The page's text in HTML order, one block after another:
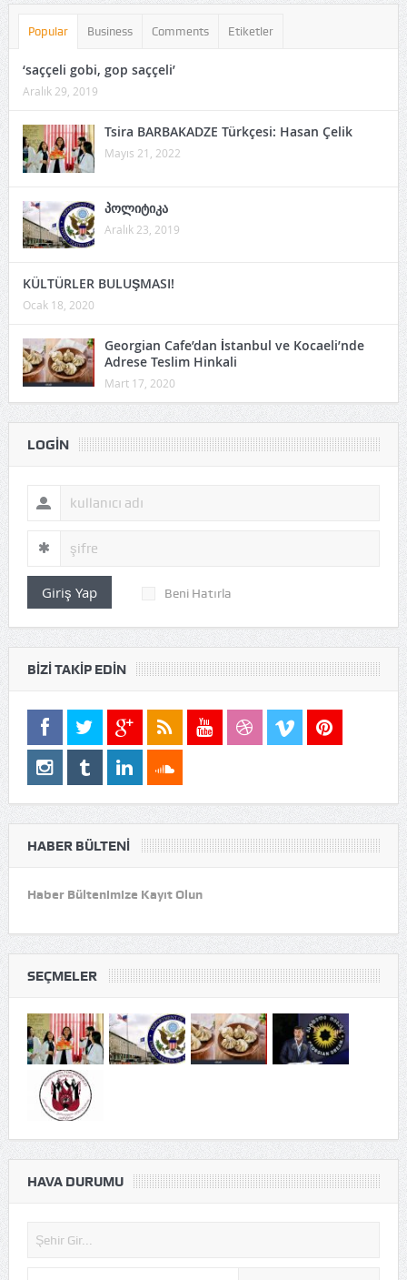
Popular Business Comments Etiketler
‘saççeli gobi, gop saççeli’
Aralık 29, 2019
Tsira BARBAKADZE Türkçesi: Hasan Çelik
Mayıs 21, 2022
პოლიტიკა
Aralık 23, 2019
KÜLTÜRLER BULUŞMASI!
Ocak 18, 2020
Georgian Cafe’dan İstanbul ve Kocaeli’nde
Adrese Teslim Hinkali
Mart 17, 2020
LOGIN
Giriş Yap Beni Hatırla
BIZI TAKIP EDIN
HABER BÜLTENI
Haber Bültenimize Kayıt Olun
SEÇMELER
HAVA DURUMU